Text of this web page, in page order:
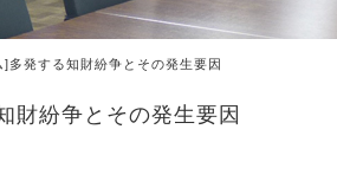
]多発する知財紛争とその発生要因
財紛争とその発生要因